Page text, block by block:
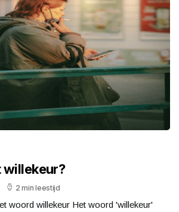
willekeur?
2 min leestijd
woord willekeur Het woord 'willekeur'